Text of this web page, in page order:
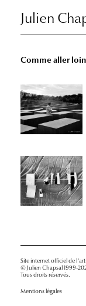
Julien
Comme aller loin
Site internet officiel de
© Julien Chapsal 1999-
Tous droits réservés.
Mentions légales